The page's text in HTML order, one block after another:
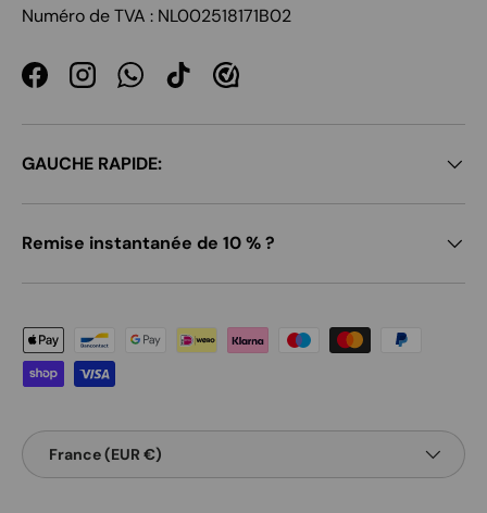
Numéro de TVA : NL002518171B02
FacebookInstagramWhatsApp
TikTok
GAUCHE RAPIDE:
Remise instantanée de 10 % ?
Moyens de paiement acceptés
Pays
France (EUR €)